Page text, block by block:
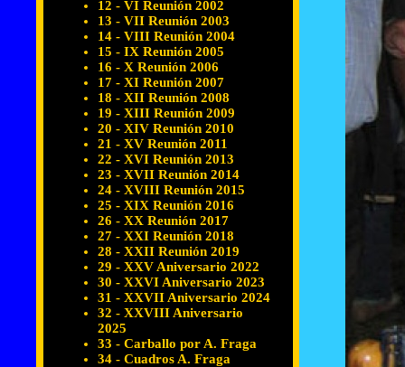
12 - VI Reunión 2002
13 - VII Reunión 2003
14 - VIII Reunión 2004
15 - IX Reunión 2005
16 - X Reunión 2006
17 - XI Reunión 2007
18 - XII Reunión 2008
19 - XIII Reunión 2009
20 - XIV Reunión 2010
21 - XV Reunión 2011
22 - XVI Reunión 2013
23 - XVII Reunión 2014
24 - XVIII Reunión 2015
25 - XIX Reunión 2016
26 - XX Reunión 2017
27 - XXI Reunión 2018
28 - XXII Reunión 2019
29 - XXV Aniversario 2022
30 - XXVI Aniversario 2023
31 - XXVII Aniversario 2024
32 - XXVIII Aniversario
2025
33 - Carballo por A. Fraga
34 - Cuadros A. Fraga